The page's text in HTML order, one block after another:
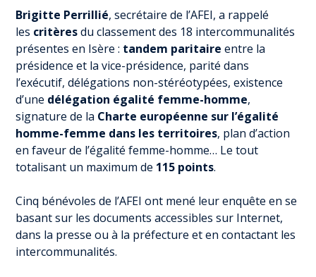
Brigitte Perrillié, secrétaire de l’AFEI, a rappelé
les critèresdu classement des 18 intercommunalités
présentes en Isère : tandem paritaire entre la
présidence et la vice-présidence, parité dans
l’exécutif, délégations non-stéréotypées, existence
d’une délégation égalité femme-homme,
signature de la Charte européenne sur l’égalité
homme-femme dans les territoires, plan d’action
en faveur de l’égalité femme-homme… Le tout
totalisant un maximum de 115 points.
Cinq bénévoles de l’AFEI ont mené leur enquête en se
basant sur les documents accessibles sur Internet,
dans la presse ou à la préfecture et en contactant les
intercommunalités.